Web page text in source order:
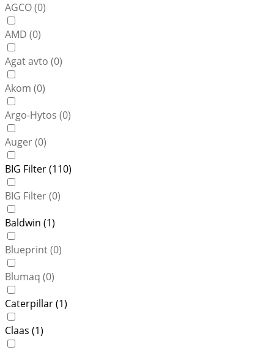
AGCO (0)
AMD (0)
Agat avto (0)
Akom (0)
Argo-Hytos (0)
Auger (0)
BIG Filter (110)
BIG Filter (0)
Baldwin (1)
Blueprint (0)
Blumaq (0)
Caterpillar (1)
Claas (1)